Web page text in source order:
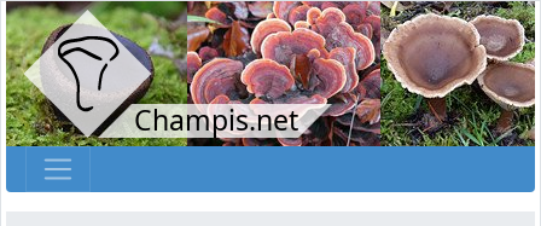
Champis.net